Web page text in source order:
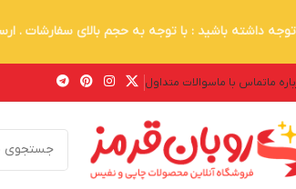
ماتماس با ماسوالات متداول
توجه داشته باشید : با توجه به حجم بالای سفارشات .